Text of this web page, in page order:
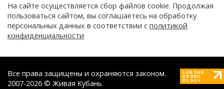
На сайте осуществляется сбор файлов cookie. Продолжая
пользоваться сайтом, вы соглашаетесь на обработку
персональных данных в соответствии с политикой
конфиденциальности
Все права защищены и охраняются законом.
2007-2026 © Живая Кубань